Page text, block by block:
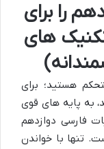
را برای
های
هستید؛ برای
به پایه های قوی
فارسی دوازدهم
تنها با خواندن